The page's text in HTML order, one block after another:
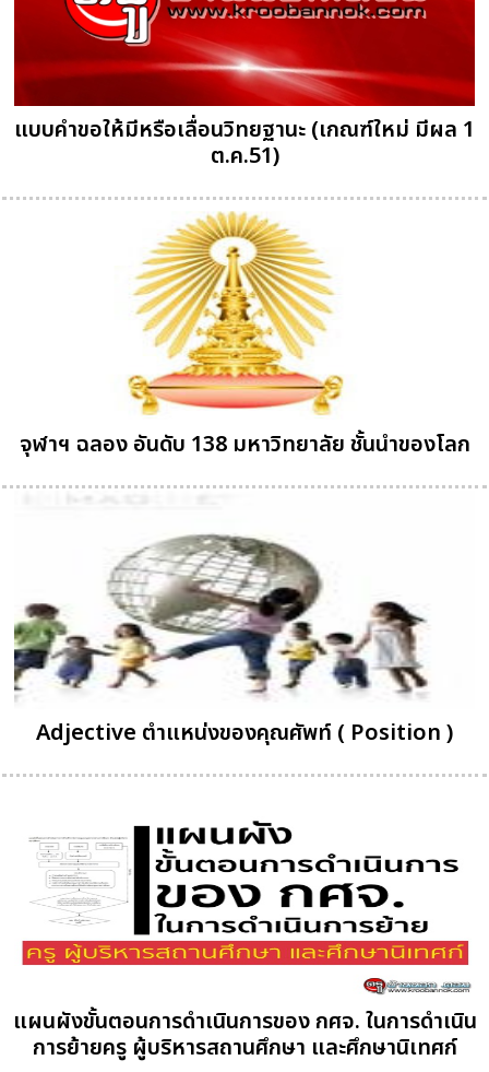
แบบคำขอให้มีหรือเลื่อนวิทยฐานะ (เกณฑ์ใหม่ มีผล 1
ต.ค.51)
จุฬาฯ ฉลอง อันดับ 138 มหาวิทยาลัย ชั้นนำของโลก
Adjective ตำแหน่งของคุณศัพท์ ( Position )
แผนผังขั้นตอนการดำเนินการของ กศจ. ในการดำเนิน
การย้ายครู ผู้บริหารสถานศึกษา และศึกษานิเทศก์